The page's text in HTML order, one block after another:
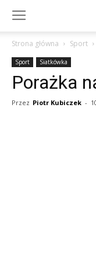
Strona główna Sport
Sport Siatkówka
Porażka
Przez Piotr Kubiczek -